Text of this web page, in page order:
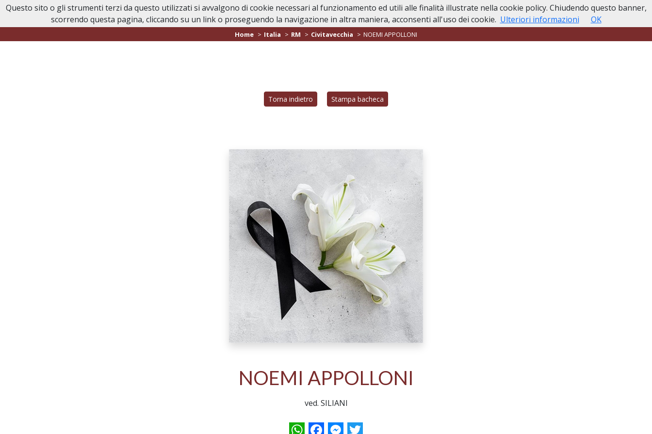
Necrologi Civitavecchia Home In Caso di Decesso Lutti Personaggi Pubblici Contatti
Home Italia RM Civitavecchia NOEMI APPOLLONI
Torna indietro Stampa bacheca
NOEMI APPOLLONI
ved. SILIANI
WhatsAppFacebookMessenger
Twitter
Questo sito o gli strumenti terzi da questo utilizzati si avvalgono di cookie necessari al funzionamento ed utili alle finalità illustrate nella cookie policy. Chiudendo questo banner,
scorrendo questa pagina, cliccando su un link o proseguendo la navigazione in altra maniera, acconsenti all'uso dei cookie. Ulteriori informazioni OK